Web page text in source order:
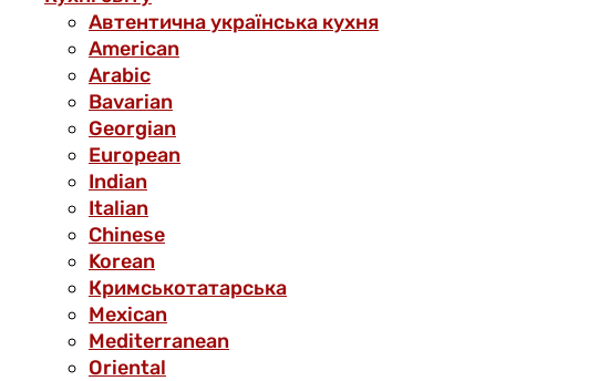
Автентична українська кухня
American
Arabic
Bavarian
Georgian
European
Indian
Italian
Chinese
Korean
Кримськотатарська
Mexican
Mediterranean
Oriental